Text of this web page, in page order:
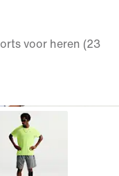
voor heren (23